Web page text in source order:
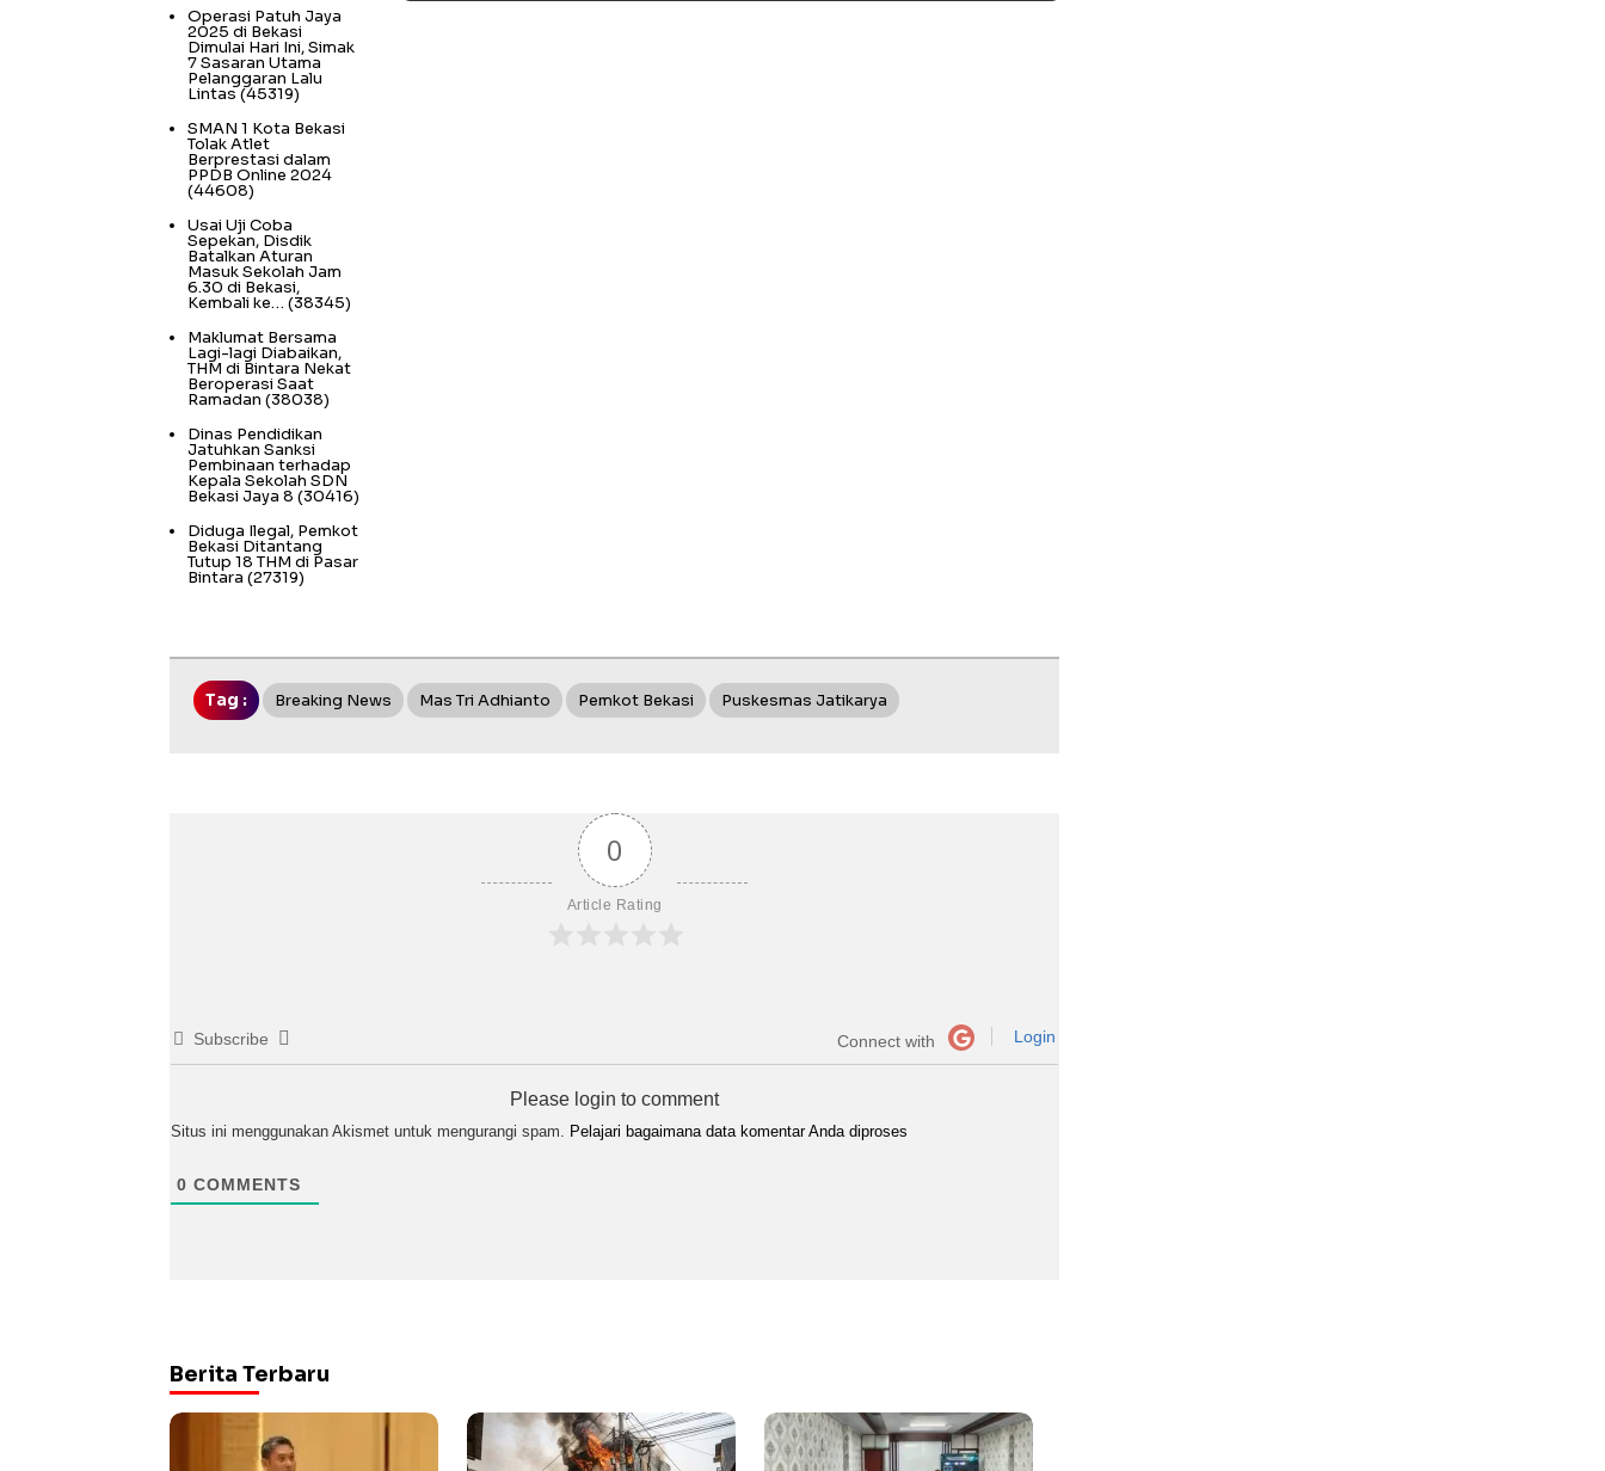
Operasi Patuh Jaya
2025 di Bekasi
Dimulai Hari Ini, Simak
7 Sasaran Utama
Pelanggaran Lalu
Lintas(45319)
SMAN 1 Kota Bekasi
Tolak Atlet
Berprestasi dalam
PPDB Online 2024
(44608)
Usai Uji Coba
Sepekan, Disdik
Batalkan Aturan
Masuk Sekolah Jam
6.30 di Bekasi,
Kembali ke… (38345)
Maklumat Bersama
Lagi-lagi Diabaikan,
THM di Bintara Nekat
Beroperasi Saat
Ramadan (38038)
Dinas Pendidikan
Jatuhkan Sanksi
Pembinaan terhadap
Kepala Sekolah SDN
Bekasi Jaya 8 (30416)
Diduga Ilegal, Pemkot
Bekasi Ditantang
Tutup 18 THM di Pasar
Bintara (27319)
Tag : Breaking News Mas Tri Adhianto Pemkot Bekasi Puskesmas Jatikarya
0
Article Rating
Subscribe Connect with Login
Please login to comment
Situs ini menggunakan Akismet untuk mengurangi spam. Pelajari bagaimana data komentar Anda diproses
0 COMMENTS
Berita Terbaru